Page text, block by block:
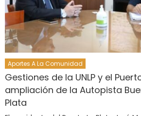
Aportes A La Comunidad
Gestiones de la UNLP y el
ampliación de la Autopista
Plata